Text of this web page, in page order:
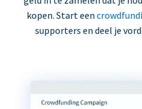
kopen. Start een
supporters en deel je